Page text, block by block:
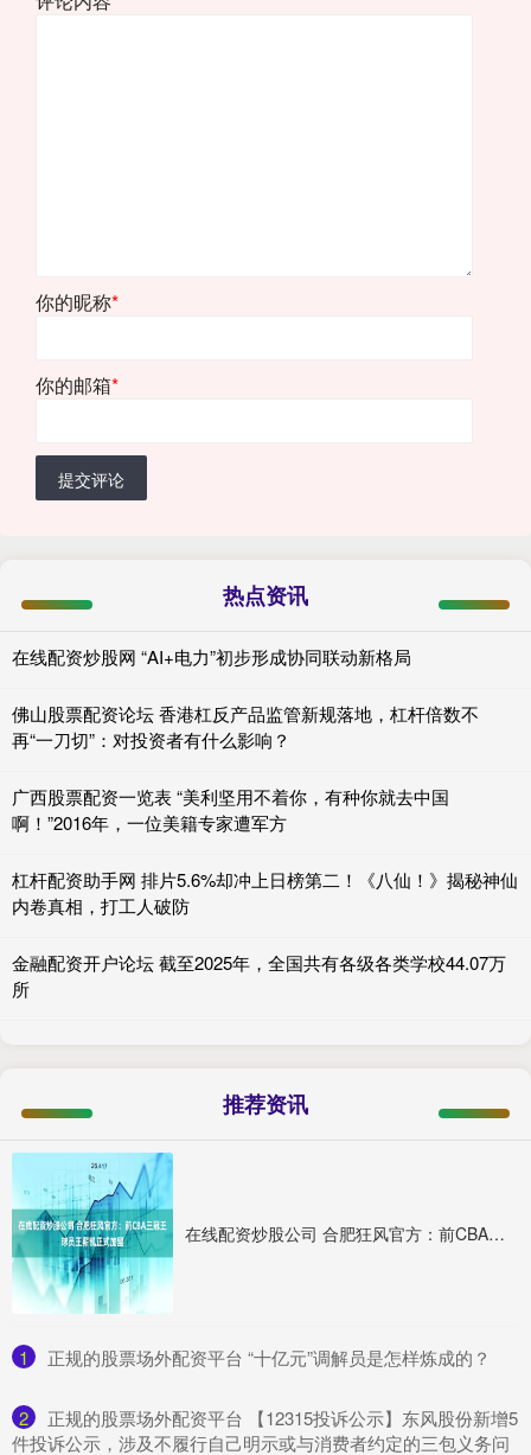
你的昵称*
你的邮箱*
提交评论
热点资讯
在线配资炒股网 “AI+电力”初步形成协同联动新格局
佛山股票配资论坛 香港杠反产品监管新规落地，杠杆倍数不
再“一刀切”：对投资者有什么影响？
广西股票配资一览表 “美利坚用不着你，有种你就去中国
啊！”2016年，一位美籍专家遭军方
杠杆配资助手网 排片5.6%却冲上日榜第二！《八仙！》揭秘神仙
内卷真相，打工人破防
金融配资开户论坛 截至2025年，全国共有各级各类学校44.07万
所
推荐资讯
在线配资炒股公司 合肥狂风官方：前CBA三冠王球员王薪凯正式加盟
1 ​正规的股票场外配资平台 “十亿元”调解员是怎样炼成的？
2
​正规的股票场外配资平台 【12315投诉公示】东风股份新增5
件投诉公示，涉及不履行自己明示或与消费者约定的三包义务问